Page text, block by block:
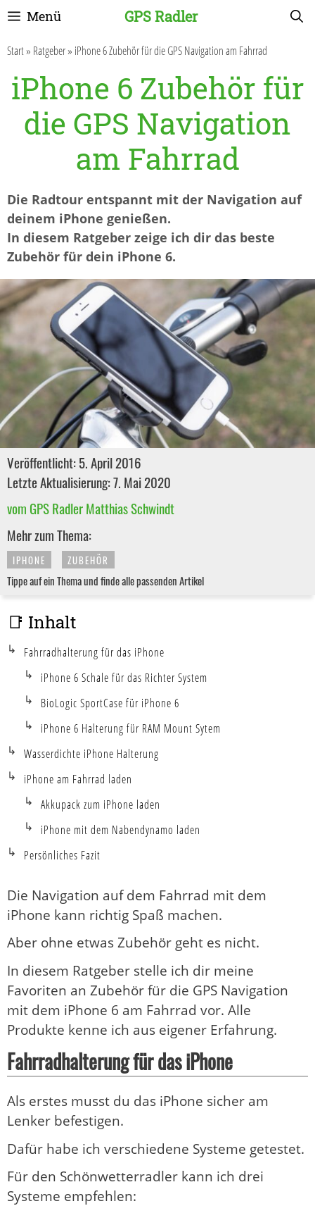
Zum
springen
GPS Radler
Menü
Start» Ratgeber» iPhone 6 Zubehör für die GPS Navigation am Fahrrad
iPhone 6 Zubehör für
die GPS Navigation
am Fahrrad
Die Radtour entspannt mit der Navigation auf
deinem iPhone genießen.
In diesem Ratgeber zeige ich dir das beste
Zubehör für dein iPhone 6.
Veröffentlicht: 5. April 2016
Letzte Aktualisierung: 7. Mai 2020
vom GPS Radler Matthias Schwindt
Mehr zum Thema:
IPHONE ZUBEHÖR
Tippe auf ein Thema und finde alle passenden Artikel
Die Navigation auf dem Fahrrad mit dem
iPhone kann richtig Spaß machen.
Aber ohne etwas Zubehör geht es nicht.
In diesem Ratgeber stelle ich dir meine
Favoriten an Zubehör für die GPS Navigation
mit dem iPhone 6 am Fahrrad vor. Alle
Produkte kenne ich aus eigener Erfahrung.
Fahrradhalterung für das iPhone
Als erstes musst du das iPhone sicher am
Lenker befestigen.
Dafür habe ich verschiedene Systeme getestet.
Für den Schönwetterradler kann ich drei
Systeme empfehlen:
📑 Inhalt
Fahrradhalterung für das iPhone
iPhone 6 Schale für das Richter System
BioLogic SportCase für iPhone 6
iPhone 6 Halterung für RAM Mount Sytem
Wasserdichte iPhone Halterung
iPhone am Fahrrad laden
Akkupack zum iPhone laden
iPhone mit dem Nabendynamo laden
Persönliches Fazit